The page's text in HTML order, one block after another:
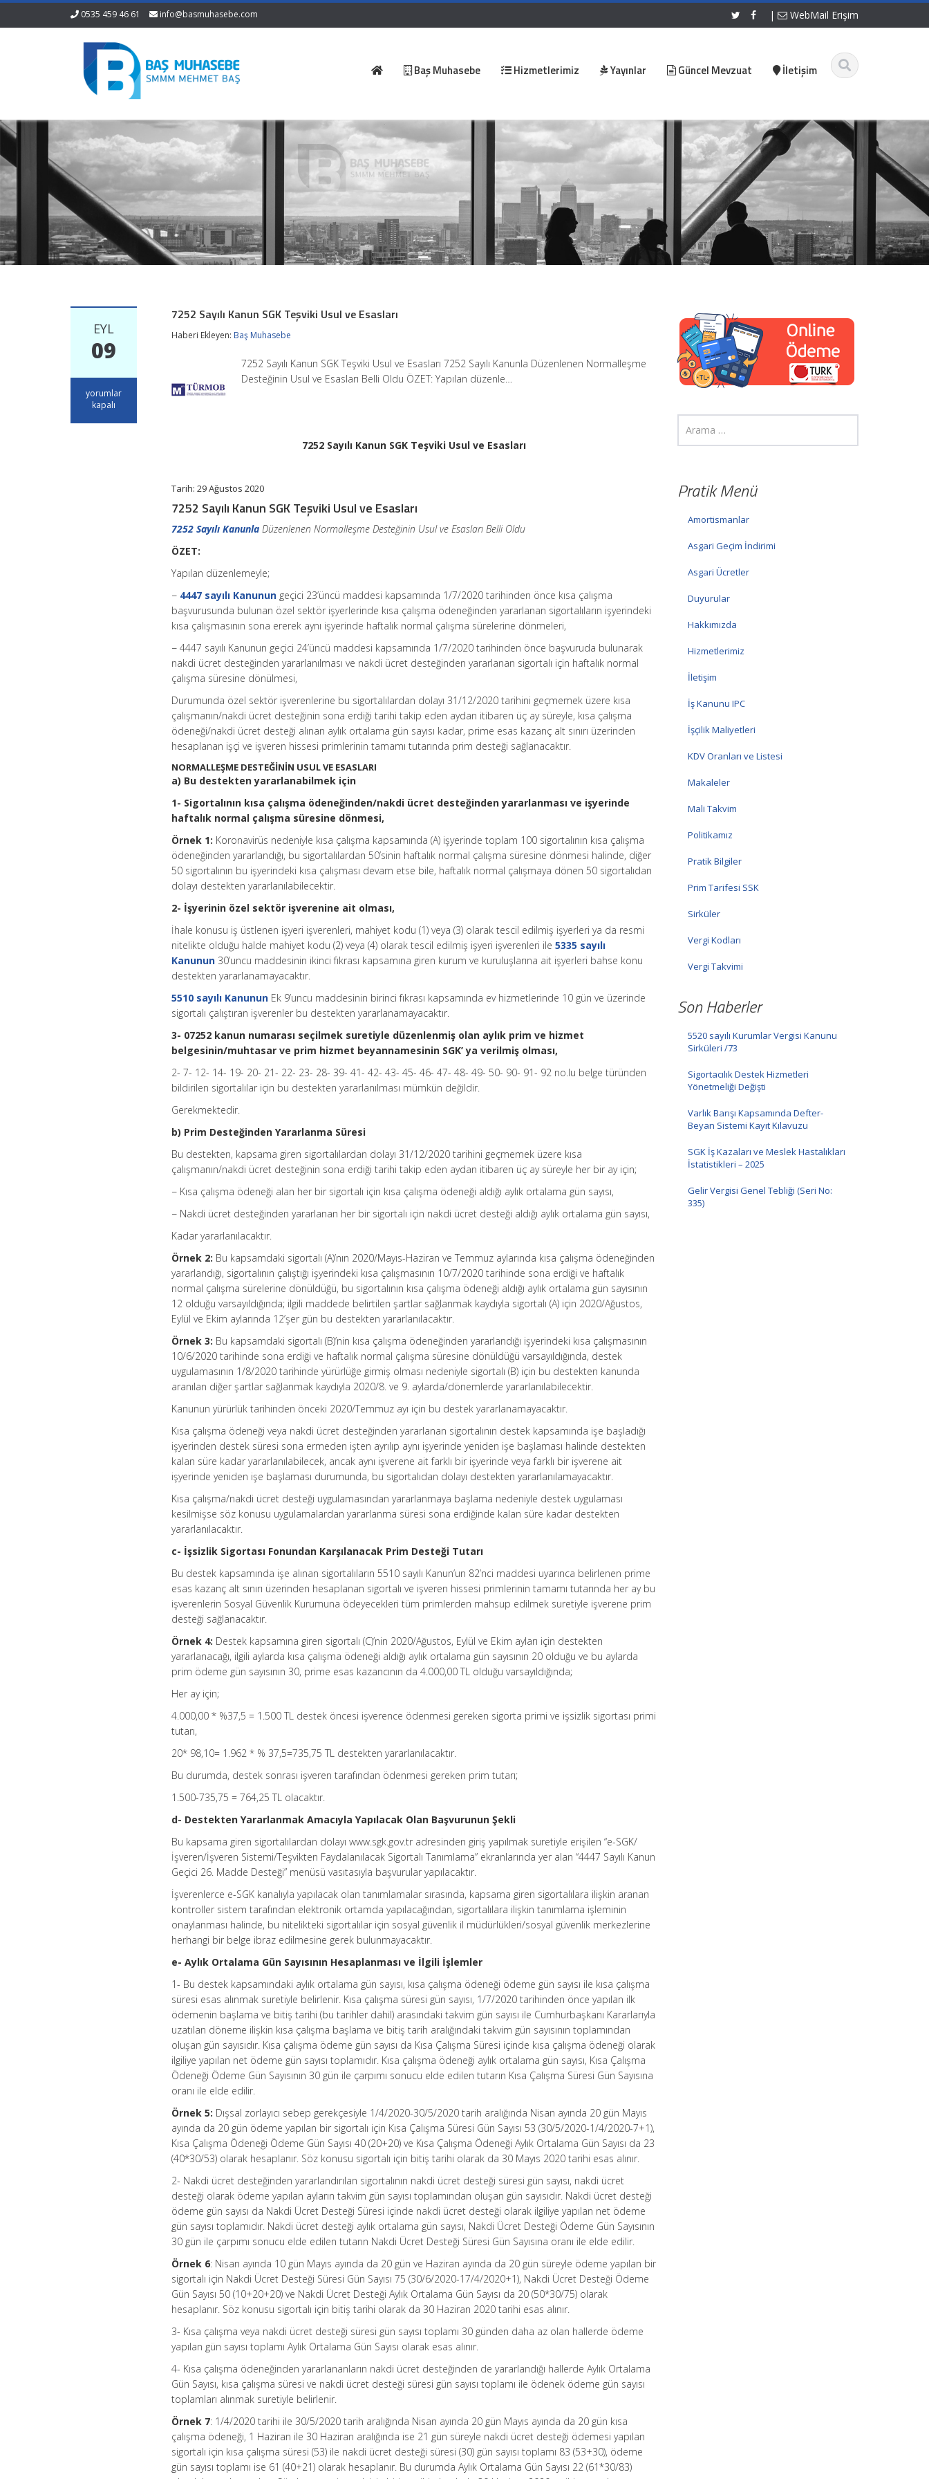
0535 459 46 61 info@basmuhasebe.com | WebMail Erişim
Baş Muhasebe Hizmetlerimiz Yayınlar Güncel Mevzuat İletişim
EYL
09
7252
Sayılı
yorumlar
kapalı
7252 Sayılı Kanun SGK Teşviki Usul ve Esasları
Haberi Ekleyen: Baş Muhasebe
7252 Sayılı Kanun SGK Teşviki Usul ve Esasları 7252 Sayılı Kanunla Düzenlenen Normalleşme
Desteğinin Usul ve Esasları Belli Oldu ÖZET: Yapılan düzenle…
7252 Sayılı Kanun SGK Teşviki Usul ve Esasları
Tarih: 29 Ağustos 2020
7252 Sayılı Kanun SGK Teşviki Usul ve Esasları
7252 Sayılı Kanunla Düzenlenen Normalleşme Desteğinin Usul ve Esasları Belli Oldu
ÖZET:
Yapılan düzenlemeyle;
− 4447 sayılı Kanunun geçici 23’üncü maddesi kapsamında 1/7/2020 tarihinden önce kısa çalışma
başvurusunda bulunan özel sektör işyerlerinde kısa çalışma ödeneğinden yararlanan sigortalıların işyerindeki
kısa çalışmasının sona ererek aynı işyerinde haftalık normal çalışma sürelerine dönmeleri,
− 4447 sayılı Kanunun geçici 24’üncü maddesi kapsamında 1/7/2020 tarihinden önce başvuruda bulunarak
nakdi ücret desteğinden yararlanılması ve nakdi ücret desteğinden yararlanan sigortalı için haftalık normal
çalışma süresine dönülmesi,
Durumunda özel sektör işverenlerine bu sigortalılardan dolayı 31/12/2020 tarihini geçmemek üzere kısa
çalışmanın/nakdi ücret desteğinin sona erdiği tarihi takip eden aydan itibaren üç ay süreyle, kısa çalışma
ödeneği/nakdi ücret desteği alınan aylık ortalama gün sayısı kadar, prime esas kazanç alt sınırı üzerinden
hesaplanan işçi ve işveren hissesi primlerinin tamamı tutarında prim desteği sağlanacaktır.
NORMALLEŞME DESTEĞİNİN USUL VE ESASLARI
a) Bu destekten yararlanabilmek için
1- Sigortalının kısa çalışma ödeneğinden/nakdi ücret desteğinden yararlanması ve işyerinde
haftalık normal çalışma süresine dönmesi,
Örnek 1: Koronavirüs nedeniyle kısa çalışma kapsamında (A) işyerinde toplam 100 sigortalının kısa çalışma
ödeneğinden yararlandığı, bu sigortalılardan 50’sinin haftalık normal çalışma süresine dönmesi halinde, diğer
50 sigortalının bu işyerindeki kısa çalışması devam etse bile, haftalık normal çalışmaya dönen 50 sigortalıdan
dolayı destekten yararlanılabilecektir.
2- İşyerinin özel sektör işverenine ait olması,
İhale konusu iş üstlenen işyeri işverenleri, mahiyet kodu (1) veya (3) olarak tescil edilmiş işyerleri ya da resmi
nitelikte olduğu halde mahiyet kodu (2) veya (4) olarak tescil edilmiş işyeri işverenleri ile5335 sayılı
Kanunun 30’uncu maddesinin ikinci fıkrası kapsamına giren kurum ve kuruluşlarına ait işyerleri bahse konu
destekten yararlanamayacaktır.
5510 sayılı Kanunun Ek 9’uncu maddesinin birinci fıkrası kapsamında ev hizmetlerinde 10 gün ve üzerinde
sigortalı çalıştıran işverenler bu destekten yararlanamayacaktır.
3- 07252 kanun numarası seçilmek suretiyle düzenlenmiş olan aylık prim ve hizmet
belgesinin/muhtasar ve prim hizmet beyannamesinin SGK’ ya verilmiş olması,
2- 7- 12- 14- 19- 20- 21- 22- 23- 28- 39- 41- 42- 43- 45- 46- 47- 48- 49- 50- 90- 91- 92 no.lu belge türünden
bildirilen sigortalılar için bu destekten yararlanılması mümkün değildir.
Gerekmektedir.
b) Prim Desteğinden Yararlanma Süresi
Bu destekten, kapsama giren sigortalılardan dolayı 31/12/2020 tarihini geçmemek üzere kısa
çalışmanın/nakdi ücret desteğinin sona erdiği tarihi takip eden aydan itibaren üç ay süreyle her bir ay için;
− Kısa çalışma ödeneği alan her bir sigortalı için kısa çalışma ödeneği aldığı aylık ortalama gün sayısı,
− Nakdi ücret desteğinden yararlanan her bir sigortalı için nakdi ücret desteği aldığı aylık ortalama gün sayısı,
Kadar yararlanılacaktır.
Örnek 2: Bu kapsamdaki sigortalı (A)’nın 2020/Mayıs-Haziran ve Temmuz aylarında kısa çalışma ödeneğinden
yararlandığı, sigortalının çalıştığı işyerindeki kısa çalışmasının 10/7/2020 tarihinde sona erdiği ve haftalık
normal çalışma sürelerine dönüldüğü, bu sigortalının kısa çalışma ödeneği aldığı aylık ortalama gün sayısının
12 olduğu varsayıldığında; ilgili maddede belirtilen şartlar sağlanmak kaydıyla sigortalı (A) için 2020/Ağustos,
Eylül ve Ekim aylarında 12’şer gün bu destekten yararlanılacaktır.
Örnek 3: Bu kapsamdaki sigortalı (B)’nin kısa çalışma ödeneğinden yararlandığı işyerindeki kısa çalışmasının
10/6/2020 tarihinde sona erdiği ve haftalık normal çalışma süresine dönüldüğü varsayıldığında, destek
uygulamasının 1/8/2020 tarihinde yürürlüğe girmiş olması nedeniyle sigortalı (B) için bu destekten kanunda
aranılan diğer şartlar sağlanmak kaydıyla 2020/8. ve 9. aylarda/dönemlerde yararlanılabilecektir.
Kanunun yürürlük tarihinden önceki 2020/Temmuz ayı için bu destek yararlanamayacaktır.
Kısa çalışma ödeneği veya nakdi ücret desteğinden yararlanan sigortalının destek kapsamında işe başladığı
işyerinden destek süresi sona ermeden işten ayrılıp aynı işyerinde yeniden işe başlaması halinde destekten
kalan süre kadar yararlanılabilecek, ancak aynı işverene ait farklı bir işyerinde veya farklı bir işverene ait
işyerinde yeniden işe başlaması durumunda, bu sigortalıdan dolayı destekten yararlanılamayacaktır.
Kısa çalışma/nakdi ücret desteği uygulamasından yararlanmaya başlama nedeniyle destek uygulaması
kesilmişse söz konusu uygulamalardan yararlanma süresi sona erdiğinde kalan süre kadar destekten
yararlanılacaktır.
c- İşsizlik Sigortası Fonundan Karşılanacak Prim Desteği Tutarı
Bu destek kapsamında işe alınan sigortalıların 5510 sayılı Kanun’un 82’nci maddesi uyarınca belirlenen prime
esas kazanç alt sınırı üzerinden hesaplanan sigortalı ve işveren hissesi primlerinin tamamı tutarında her ay bu
işverenlerin Sosyal Güvenlik Kurumuna ödeyecekleri tüm primlerden mahsup edilmek suretiyle işverene prim
desteği sağlanacaktır.
Örnek 4: Destek kapsamına giren sigortalı (C)’nin 2020/Ağustos, Eylül ve Ekim ayları için destekten
yararlanacağı, ilgili aylarda kısa çalışma ödeneği aldığı aylık ortalama gün sayısının 20 olduğu ve bu aylarda
prim ödeme gün sayısının 30, prime esas kazancının da 4.000,00 TL olduğu varsayıldığında;
Her ay için;
4.000,00 * %37,5 = 1.500 TL destek öncesi işverence ödenmesi gereken sigorta primi ve işsizlik sigortası primi
tutarı,
20* 98,10= 1.962 * % 37,5=735,75 TL destekten yararlanılacaktır.
Bu durumda, destek sonrası işveren tarafından ödenmesi gereken prim tutarı;
1.500-735,75 = 764,25 TL olacaktır.
d- Destekten Yararlanmak Amacıyla Yapılacak Olan Başvurunun Şekli
Bu kapsama giren sigortalılardan dolayı www.sgk.gov.tr adresinden giriş yapılmak suretiyle erişilen “e-SGK/
İşveren/İşveren Sistemi/Teşvikten Faydalanılacak Sigortalı Tanımlama” ekranlarında yer alan “4447 Sayılı Kanun
Geçici 26. Madde Desteği” menüsü vasıtasıyla başvurular yapılacaktır.
İşverenlerce e-SGK kanalıyla yapılacak olan tanımlamalar sırasında, kapsama giren sigortalılara ilişkin aranan
kontroller sistem tarafından elektronik ortamda yapılacağından, sigortalılara ilişkin tanımlama işleminin
onaylanması halinde, bu nitelikteki sigortalılar için sosyal güvenlik il müdürlükleri/sosyal güvenlik merkezlerine
herhangi bir belge ibraz edilmesine gerek bulunmayacaktır.
e- Aylık Ortalama Gün Sayısının Hesaplanması ve İlgili İşlemler
1- Bu destek kapsamındaki aylık ortalama gün sayısı, kısa çalışma ödeneği ödeme gün sayısı ile kısa çalışma
süresi esas alınmak suretiyle belirlenir. Kısa çalışma süresi gün sayısı, 1/7/2020 tarihinden önce yapılan ilk
ödemenin başlama ve bitiş tarihi (bu tarihler dahil) arasındaki takvim gün sayısı ile Cumhurbaşkanı Kararlarıyla
uzatılan döneme ilişkin kısa çalışma başlama ve bitiş tarih aralığındaki takvim gün sayısının toplamından
oluşan gün sayısıdır. Kısa çalışma ödeme gün sayısı da Kısa Çalışma Süresi içinde kısa çalışma ödeneği olarak
ilgiliye yapılan net ödeme gün sayısı toplamıdır. Kısa çalışma ödeneği aylık ortalama gün sayısı, Kısa Çalışma
Ödeneği Ödeme Gün Sayısının 30 gün ile çarpımı sonucu elde edilen tutarın Kısa Çalışma Süresi Gün Sayısına
oranı ile elde edilir.
Örnek 5: Dışsal zorlayıcı sebep gerekçesiyle 1/4/2020-30/5/2020 tarih aralığında Nisan ayında 20 gün Mayıs
ayında da 20 gün ödeme yapılan bir sigortalı için Kısa Çalışma Süresi Gün Sayısı 53 (30/5/2020-1/4/2020-7+1),
Kısa Çalışma Ödeneği Ödeme Gün Sayısı 40 (20+20) ve Kısa Çalışma Ödeneği Aylık Ortalama Gün Sayısı da 23
(40*30/53) olarak hesaplanır. Söz konusu sigortalı için bitiş tarihi olarak da 30 Mayıs 2020 tarihi esas alınır.
2- Nakdi ücret desteğinden yararlandırılan sigortalının nakdi ücret desteği süresi gün sayısı, nakdi ücret
desteği olarak ödeme yapılan ayların takvim gün sayısı toplamından oluşan gün sayısıdır. Nakdi ücret desteği
ödeme gün sayısı da Nakdi Ücret Desteği Süresi içinde nakdi ücret desteği olarak ilgiliye yapılan net ödeme
gün sayısı toplamıdır. Nakdi ücret desteği aylık ortalama gün sayısı, Nakdi Ücret Desteği Ödeme Gün Sayısının
30 gün ile çarpımı sonucu elde edilen tutarın Nakdi Ücret Desteği Süresi Gün Sayısına oranı ile elde edilir.
Örnek 6: Nisan ayında 10 gün Mayıs ayında da 20 gün ve Haziran ayında da 20 gün süreyle ödeme yapılan bir
sigortalı için Nakdi Ücret Desteği Süresi Gün Sayısı 75 (30/6/2020-17/4/2020+1), Nakdi Ücret Desteği Ödeme
Gün Sayısı 50 (10+20+20) ve Nakdi Ücret Desteği Aylık Ortalama Gün Sayısı da 20 (50*30/75) olarak
hesaplanır. Söz konusu sigortalı için bitiş tarihi olarak da 30 Haziran 2020 tarihi esas alınır.
3- Kısa çalışma veya nakdi ücret desteği süresi gün sayısı toplamı 30 günden daha az olan hallerde ödeme
yapılan gün sayısı toplamı Aylık Ortalama Gün Sayısı olarak esas alınır.
4- Kısa çalışma ödeneğinden yararlananların nakdi ücret desteğinden de yararlandığı hallerde Aylık Ortalama
Gün Sayısı, kısa çalışma süresi ve nakdi ücret desteği süresi gün sayısı toplamı ile ödenek ödeme gün sayısı
toplamları alınmak suretiyle belirlenir.
Örnek 7: 1/4/2020 tarihi ile 30/5/2020 tarih aralığında Nisan ayında 20 gün Mayıs ayında da 20 gün kısa
çalışma ödeneği, 1 Haziran ile 30 Haziran aralığında ise 21 gün süreyle nakdi ücret desteği ödemesi yapılan
sigortalı için kısa çalışma süresi (53) ile nakdi ücret desteği süresi (30) gün sayısı toplamı 83 (53+30), ödeme
gün sayısı toplamı ise 61 (40+21) olarak hesaplanır. Bu durumda Aylık Ortalama Gün Sayısı 22 (61*30/83)
Pratik Menü
Amortismanlar
Asgari Geçim İndirimi
Asgari Ücretler
Duyurular
Hakkımızda
Hizmetlerimiz
İletişim
İş Kanunu IPC
İşçilik Maliyetleri
KDV Oranları ve Listesi
Makaleler
Mali Takvim
Politikamız
Pratik Bilgiler
Prim Tarifesi SSK
Sirküler
Vergi Kodları
Vergi Takvimi
Son Haberler
5520 sayılı Kurumlar Vergisi Kanunu
Sirküleri /73
Sigortacılık Destek Hizmetleri
Yönetmeliği Değişti
Varlık Barışı Kapsamında Defter-
Beyan Sistemi Kayıt Kılavuzu
SGK İş Kazaları ve Meslek Hastalıkları
İstatistikleri – 2025
Gelir Vergisi Genel Tebliği (Seri No:
335)